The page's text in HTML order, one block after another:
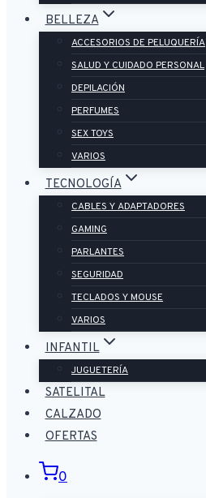
BELLEZA
ACCESORIOS DE PELUQUERÍA
SALUD Y CUIDADO PERSONAL
DEPILACIÓN
PERFUMES
SEX TOYS
VARIOS
TECNOLOGÍA
CABLES Y ADAPTADORES
GAMING
PARLANTES
SEGURIDAD
TECLADOS Y MOUSE
VARIOS
INFANTIL
JUGUETERÍA
SATELITAL
CALZADO
OFERTAS
0